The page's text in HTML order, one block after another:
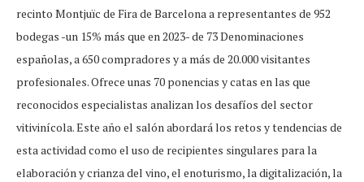
recinto Montjuïc de Fira de Barcelona a representantes de 952
bodegas -un 15% más que en 2023- de 73 Denominaciones
españolas, a 650 compradores y a más de 20.000 visitantes
profesionales. Ofrece unas 70 ponencias y catas en las que
reconocidos especialistas analizan los desafíos del sector
vitivinícola. Este año el salón abordará los retos y tendencias de
esta actividad como el uso de recipientes singulares para la
elaboración y crianza del vino, el enoturismo, la digitalización, la